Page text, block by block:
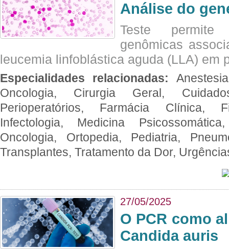
Análise do
Teste permite
genômicas
leucemia linfoblástica aguda (LLA) em
Especialidades relacionadas:
Oncologia, Cirurgia Geral,
Perioperatórios, Farmácia Clínica,
Infectologia, Medicina
Oncologia, Ortopedia, Pediatria,
Transplantes, Tratamento da Dor,
27/05/2025
O PCR como
Candida auris